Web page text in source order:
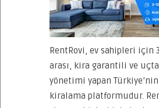
RentRovi, ev sahipleri için
arası, kira garantili ve
yönetimi yapan
kiralama platformudur.